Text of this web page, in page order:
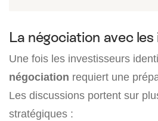
La négociation avec
Une fois les investisseurs
négociation requiert une
Les discussions portent sur
stratégiques :